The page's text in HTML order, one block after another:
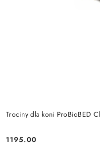
Trociny dla koni ProBioBED
1195.00